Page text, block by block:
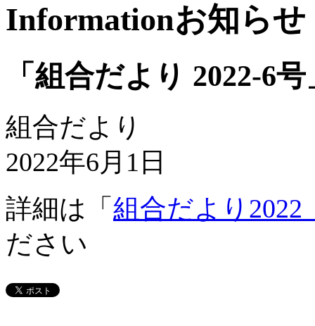
Informationお知らせ
「組合だより 2022-6
組合だより
2022年6月1日
詳細は「 組合だより
ださい